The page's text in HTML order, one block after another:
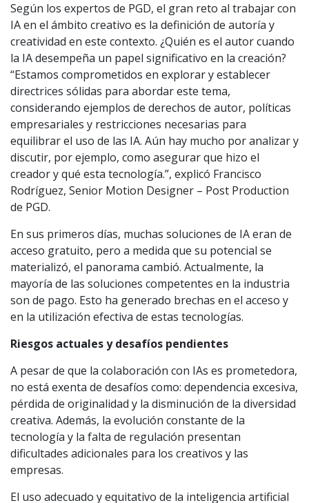
Según los expertos de PGD, el gran reto al trabajar con
IA en el ámbito creativo es la definición de autoría y
creatividad en este contexto. ¿Quién es el autor cuando
la IA desempeña un papel significativo en la creación?
“Estamos comprometidos en explorar y establecer
directrices sólidas para abordar este tema,
considerando ejemplos de derechos de autor, políticas
empresariales y restricciones necesarias para
equilibrar el uso de las IA. Aún hay mucho por analizar y
discutir, por ejemplo, como asegurar que hizo el
creador y qué esta tecnología.”, explicó Francisco
Rodríguez, Senior Motion Designer – Post Production
de PGD.
En sus primeros días, muchas soluciones de IA eran de
acceso gratuito, pero a medida que su potencial se
materializó, el panorama cambió. Actualmente, la
mayoría de las soluciones competentes en la industria
son de pago. Esto ha generado brechas en el acceso y
en la utilización efectiva de estas tecnologías.
Riesgos actuales y desafíos pendientes
A pesar de que la colaboración con IAs es prometedora,
no está exenta de desafíos como: dependencia excesiva,
pérdida de originalidad y la disminución de la diversidad
creativa. Además, la evolución constante de la
tecnología y la falta de regulación presentan
dificultades adicionales para los creativos y las
empresas.
El uso adecuado y equitativo de la inteligencia artificial